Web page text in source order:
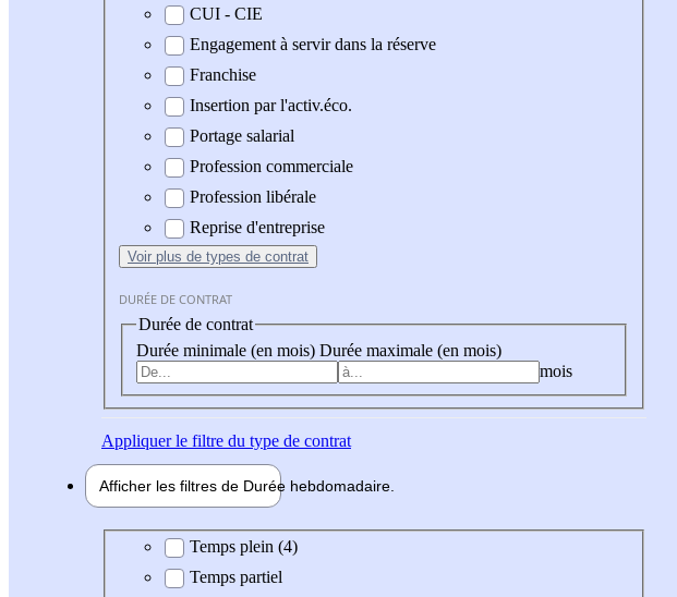
CUI - CIE
Engagement à servir dans la réserve
Franchise
Insertion par l'activ.éco.
Portage salarial
Profession commerciale
Profession libérale
Reprise d'entreprise
Voir plus de types de contrat
DURÉE DE CONTRAT
Durée de contrat
Durée minimale (en mois) Durée maximale (en mois)
mois
Appliquerle filtre du type de contrat
Afficher les filtres de Durée hebdomadaire
Durée hebdomadaire
Temps plein (4)
Temps partiel